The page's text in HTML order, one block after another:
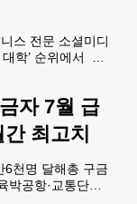
스 전문 소셜미디
학’ 순위에서 프
뤄져 학생과 학
. 전국 순위에서
으며, 듀크대가 2
5위를 기록했
곳이 올해도 다
자 7월 급
최고치
6천명 달해총 구금
박공항·교통단속